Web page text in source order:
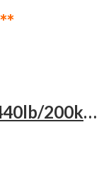
Balanza Medica Rice Lake 440lb/200kg con Medidor Altura